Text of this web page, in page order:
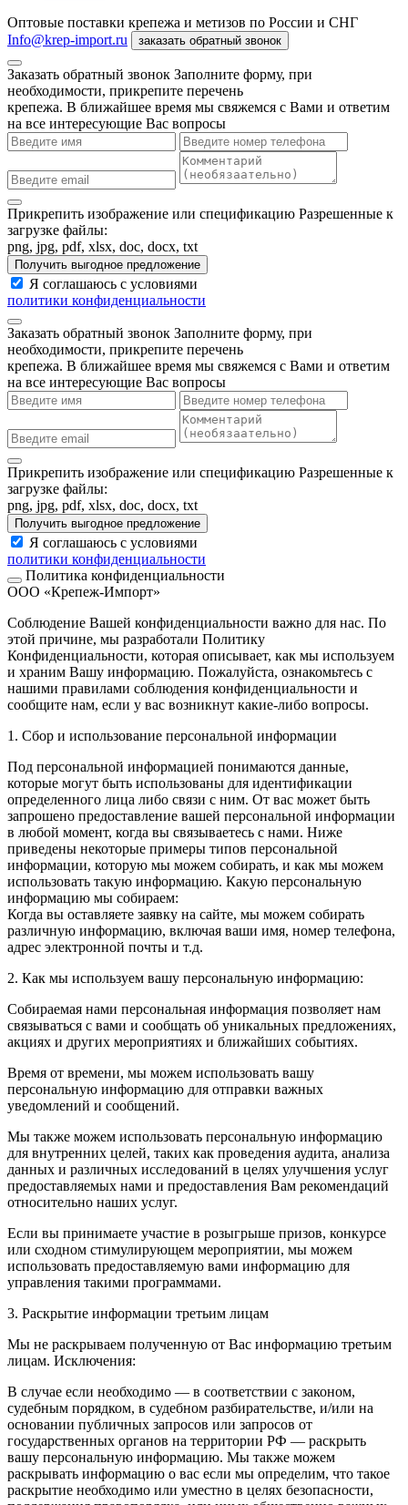
Оптовые поставки крепежа и метизов по России и СНГ
Info@krep-import.ru
заказать обратный звонок
Заказать обратный звонок Заполните форму, при
необходимости, прикрепите перечень
крепежа. В ближайшее время мы свяжемся с Вами и ответим
на все интересующие Вас вопросы
Прикрепить изображение или спецификацию Разрешенные к
загрузке файлы:
png, jpg, pdf, xlsx, doc, docx, txt
Получить выгодное предложение
Я соглашаюсь с условиями
политики конфиденциальности
Заказать обратный звонок Заполните форму, при
необходимости, прикрепите перечень
крепежа. В ближайшее время мы свяжемся с Вами и ответим
на все интересующие Вас вопросы
Прикрепить изображение или спецификацию Разрешенные к
загрузке файлы:
png, jpg, pdf, xlsx, doc, docx, txt
Получить выгодное предложение
Я соглашаюсь с условиями
политики конфиденциальности
Политика конфиденциальности
ООО «Крепеж-Импорт»
Соблюдение Вашей конфиденциальности важно для нас. По
этой причине, мы разработали Политику
Конфиденциальности, которая описывает, как мы используем
и храним Вашу информацию. Пожалуйста, ознакомьтесь с
нашими правилами соблюдения конфиденциальности и
сообщите нам, если у вас возникнут какие-либо вопросы.
1. Сбор и использование персональной информации
Под персональной информацией понимаются данные,
которые могут быть использованы для идентификации
определенного лица либо связи с ним. От вас может быть
запрошено предоставление вашей персональной информации
в любой момент, когда вы связываетесь с нами. Ниже
приведены некоторые примеры типов персональной
информации, которую мы можем собирать, и как мы можем
использовать такую информацию. Какую персональную
информацию мы собираем:
Когда вы оставляете заявку на сайте, мы можем собирать
различную информацию, включая ваши имя, номер телефона,
адрес электронной почты и т.д.
2. Как мы используем вашу персональную информацию:
Собираемая нами персональная информация позволяет нам
связываться с вами и сообщать об уникальных предложениях,
акциях и других мероприятиях и ближайших событиях.
Время от времени, мы можем использовать вашу
персональную информацию для отправки важных
уведомлений и сообщений.
Мы также можем использовать персональную информацию
для внутренних целей, таких как проведения аудита, анализа
данных и различных исследований в целях улучшения услуг
предоставляемых нами и предоставления Вам рекомендаций
относительно наших услуг.
Если вы принимаете участие в розыгрыше призов, конкурсе
или сходном стимулирующем мероприятии, мы можем
использовать предоставляемую вами информацию для
управления такими программами.
3. Раскрытие информации третьим лицам
Мы не раскрываем полученную от Вас информацию третьим
лицам. Исключения:
В случае если необходимо — в соответствии с законом,
судебным порядком, в судебном разбирательстве, и/или на
основании публичных запросов или запросов от
государственных органов на территории РФ — раскрыть
вашу персональную информацию. Мы также можем
раскрывать информацию о вас если мы определим, что такое
раскрытие необходимо или уместно в целях безопасности,